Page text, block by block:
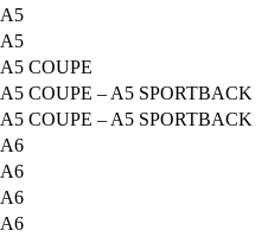
A5
A5
A5 COUPE
A5 COUPE – A5 SPORTBACK
A5 COUPE – A5 SPORTBACK
A6
A6
A6
A6